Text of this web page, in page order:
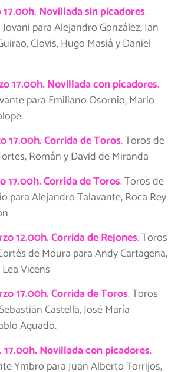
17.00h. Novillada sin picadores.
para Alejandro González, Ian
Clovis, Hugo Masiá y Daniel
17.00h. Novillada con picadores.
para Emiliano Osornio, Mario
17.00h. Corrida de Toros.Toros de
Román y David de Miranda
17.00h. Corrida de Toros.Toros de
para Alejandro Talavante, Roca Rey
12.00h. Corrida de Rejones.Toros
de Moura para Andy Cartagena,
Vicens
17.00h. Corrida de Toros.Toros
Castella, José María
Aguado.
17.00h. Novillada con picadores.
Ymbro para Juan Alberto Torrijos,